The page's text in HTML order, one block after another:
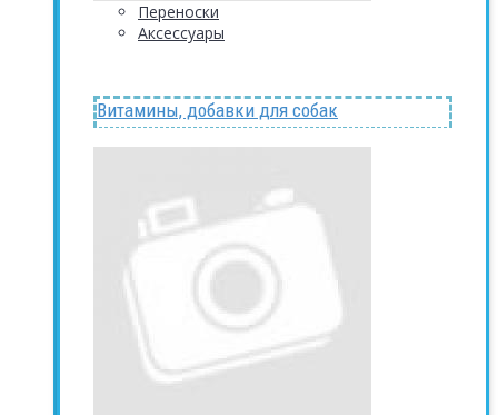
Переноски
Аксессуары
Витамины, добавки для собак